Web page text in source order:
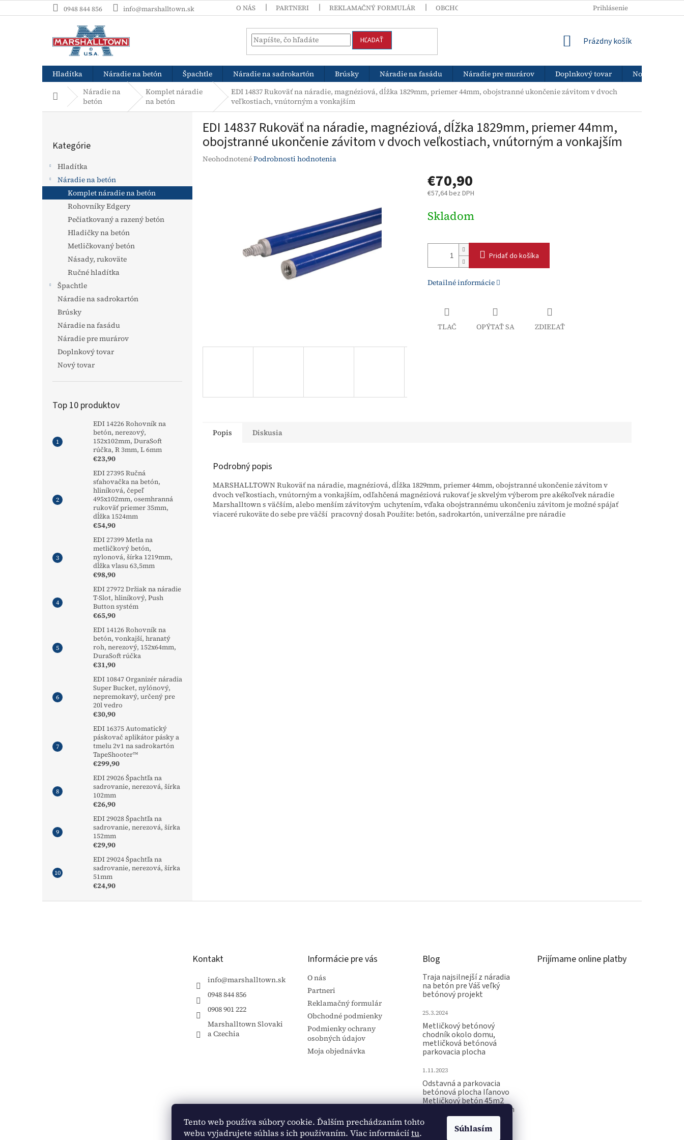
Tento web používa súbory cookie. Ďalším prechádzaním tohto
webu vyjadrujete súhlas s ich používaním. Viac informáciítu. Súhlasím
na
0948 844 856 info@marshalltown.sk O NÁS PARTNERI REKLAMAČNÝ FORMULÁR OBCHODNÉ PODMIENKY PODMIENKY OCHRANY OSOBNÝCH ÚDAJOV
Prihlásenie
HĽADAŤ
NÁKUPNÝ
Prázdny košík
Hladítka Náradie na betón Špachtle Náradie na sadrokartón Brúsky Náradie na fasádu Náradie pre murárov Doplnkový tovar Nový tovar
DomovNáradie na
betón
Komplet náradie
na betón
EDI 14837 Rukoväť na náradie, magnéziová, dĺžka 1829mm, priemer 44mm, obojstranné ukončenie závitom v dvoch
veľkostiach, vnútorným a vonkajším
a
kategórie
Kategórie
Hladítka
Náradie na betón
Komplet náradie na betón
Rohovníky Edgery
Pečiatkovaný a razený betón
Hladičky na betón
Metličkovaný betón
Násady, rukoväte
Ručné hladítka
Špachtle
Náradie na sadrokartón
Brúsky
Náradie na fasádu
Náradie pre murárov
Doplnkový tovar
Nový tovar
Top 10 produktov
EDI 14226 Rohovník na
betón, nerezový,
152x102mm, DuraSoft
rúčka, R 3mm, L 6mm
€23,90
EDI 27395 Ručná
sťahovačka na betón,
hliníková, čepeľ
495x102mm, osemhranná
rukoväť priemer 35mm,
dĺžka 1524mm
€54,90
EDI 27399 Metla na
metličkový betón,
nylonová, šírka 1219mm,
dĺžka vlasu 63,5mm
€98,90
EDI 27972 Držiak na náradie
T-Slot, hliníkový, Push
Button systém
€65,90
EDI 14126 Rohovník na
betón, vonkajší, hranatý
roh, nerezový, 152x64mm,
DuraSoft rúčka
€31,90
EDI 10847 Organizér náradia
Super Bucket, nylónový,
nepremokavý, určený pre
20l vedro
€30,90
EDI 16375 Automatický
páskovač aplikátor pásky a
tmelu 2v1 na sadrokartón
TapeShooter™
€299,90
EDI 29026 Špachtľa na
sadrovanie, nerezová, šírka
102mm
€26,90
EDI 29028 Špachtľa na
sadrovanie, nerezová, šírka
152mm
€29,90
EDI 29024 Špachtľa na
sadrovanie, nerezová, šírka
51mm
€24,90
EDI 14837 Rukoväť na náradie, magnéziová, dĺžka 1829mm, priemer 44mm,
obojstranné ukončenie závitom v dvoch veľkostiach, vnútorným a vonkajším
Priemerné
NeohodnotenéPodrobnosti hodnotenia
€70,90
€57,64 bez DPH
cena:
Skladom
Pridať do košíka
Detailné informácie
TLAČ OPÝTAŤ SA ZDIEĽAŤ
Popis Diskusia
Podrobný popis
MARSHALLTOWN Rukoväť na náradie, magnéziová, dĺžka 1829mm, priemer 44mm, obojstranné ukončenie závitom v
dvoch veľkostiach, vnútorným a vonkajším, odľahčená magnéziová rukovať je skvelým výberom pre akékoľvek náradie
Marshalltown s väčším, alebo menším závitovým uchytením, vďaka obojstrannému ukončeniu závitom je možné spájať
viaceré rukoväte do sebe pre väčší pracovný dosah Použite: betón, sadrokartón, univerzálne pre náradie
Kontakt
info@marshalltown.sk
0948 844 856
0908 901 222
Marshalltown Slovaki
a Czechia
Informácie pre vás
O nás
Partneri
Reklamačný formulár
Obchodné podmienky
Podmienky ochrany
osobných údajov
Moja objednávka
Blog
Traja najsilnejší z náradia
na betón pre Váš veľký
betónový projekt
25.3.2024
Metličkový betónový
chodník okolo domu,
metličková betónová
parkovacia plocha
1.11.2023
Odstavná a parkovacia
betónová plocha Iľanovo
Metličkový betón 45m2
Raznica pečiatka na betón
15.10.2023
Prijímame online platby